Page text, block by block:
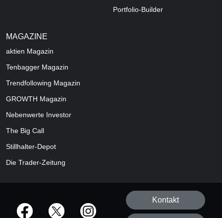
Portfolio-Builder
MAGAZINE
aktien Magazin
Tenbagger Magazin
Trendfollowing Magazin
GROWTH Magazin
Nebenwerte Investor
The Big Call
Stillhalter-Depot
Die Trader-Zeitung
offizielle Social Media-Accounts
Kontakt